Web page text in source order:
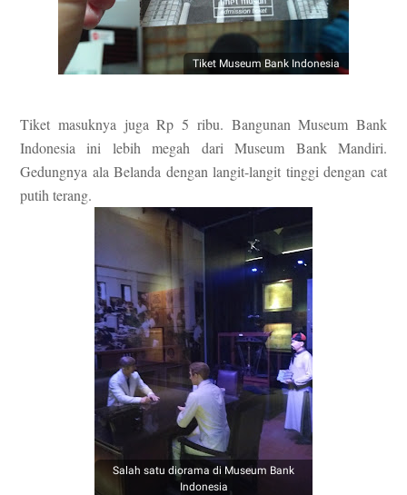
Tiket Museum Bank Indonesia
Tiket masuknya juga Rp 5 ribu. Bangunan Museum Bank
Indonesia ini lebih megah dari Museum Bank Mandiri.
Gedungnya ala Belanda dengan langit-langit tinggi dengan cat
putih terang.
Salah satu diorama di Museum Bank
Indonesia